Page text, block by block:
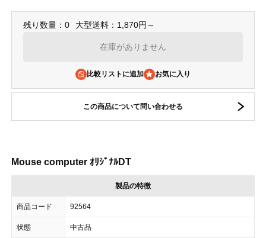
残り数量：0 大型送料：1,870円～
在庫がありません
比較リストに追加
この商品について問い合わせる
Mouse computer ｵﾘｼﾞﾅﾙDT
製品の特徴
商品コード 92564
状態 中古品